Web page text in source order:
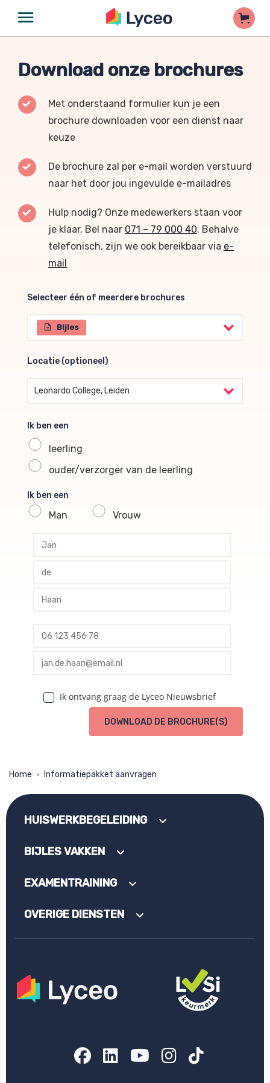
Download onze brochures
Met onderstaand formulier kun je een
brochure downloaden voor een dienst naar
keuze
De brochure zal per e-mail worden verstuurd
naar het door jou ingevulde e-mailadres
Hulp nodig? Onze medewerkers staan voor
je klaar. Bel naar 071 – 79 000 40. Behalve
telefonisch, zijn we ook bereikbaar via e-
mail
Selecteer één of meerdere brochures
Selecteer één of meerdere brochures
Bijles
Locatie (optioneel)
Locatie (optioneel)
Leonardo College, Leiden
Ik ben een
leerling
ouder/verzorger van de leerling
Ik ben een
Man Vrouw
profile voornaam
profile tussenvoegsel
profile achternaam
profile telefoon
profile email
Ik ontvang graag de Lyceo Nieuwsbrief
DOWNLOAD DE BROCHURE(S)
Home > Informatiepakket aanvragen
HUISWERKBEGELEIDING
BIJLES VAKKEN
EXAMENTRAINING
OVERIGE DIENSTEN
Facebook
LinkedIn
YouTube
Instagram
TikTok